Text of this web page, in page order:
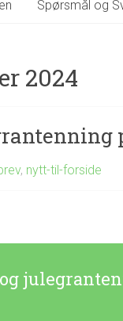
Spørsmål og
2024
, nytt-til-forside